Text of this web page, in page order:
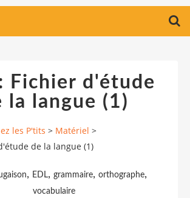
Fichier d'étude
la langue (1)
les P'tits > Matériel >
de la langue (1)
, EDL, grammaire, orthographe,
vocabulaire